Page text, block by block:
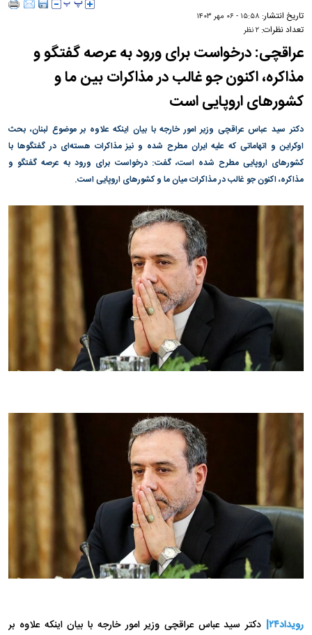
تاریخ انتشار: ۱۵:۵۸ - ۰۶ مهر ۱۴۰۳
تعداد نظرات:۲ نظر
عراقچی: درخواست برای ورود به عرصه گفتگو و
مذاکره، اکنون جو غالب در مذاکرات بین ما و
کشور‌های اروپایی است
دکتر سید عباس عراقچی وزیر امور خارجه با بیان اینکه علاوه بر موضوع لبنان، بحث
اوکراین و اتهاماتی که علیه ایران مطرح شده و نیز مذاکرات هسته‌ای در گفتگو‌ها با
کشور‌های اروپایی مطرح شده است، گفت: درخواست برای ورود به عرصه گفتگو و
مذاکره، اکنون جو غالب در مذاکرات میان ما و کشور‌های اروپایی است.
رویداد۲۴|
دکتر سید عباس عراقچی وزیر امور خارجه با بیان اینکه علاوه بر